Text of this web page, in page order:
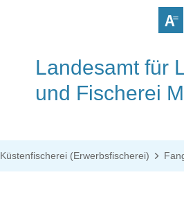
Landesamt für
und Fischerei
Küstenfischerei (Erwerbsfischerei)